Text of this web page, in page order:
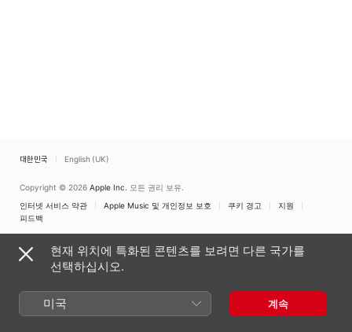
대한민국 English (UK)
Copyright © 2026 Apple Inc. 모든 권리 보유.
인터넷 서비스 약관
Apple Music 및 개인정보 보호 쿠키 경고
지원
피드백
현재 위치에 특화된 콘텐츠를 보려면 다른 국가를
선택하십시오.
미국 계속